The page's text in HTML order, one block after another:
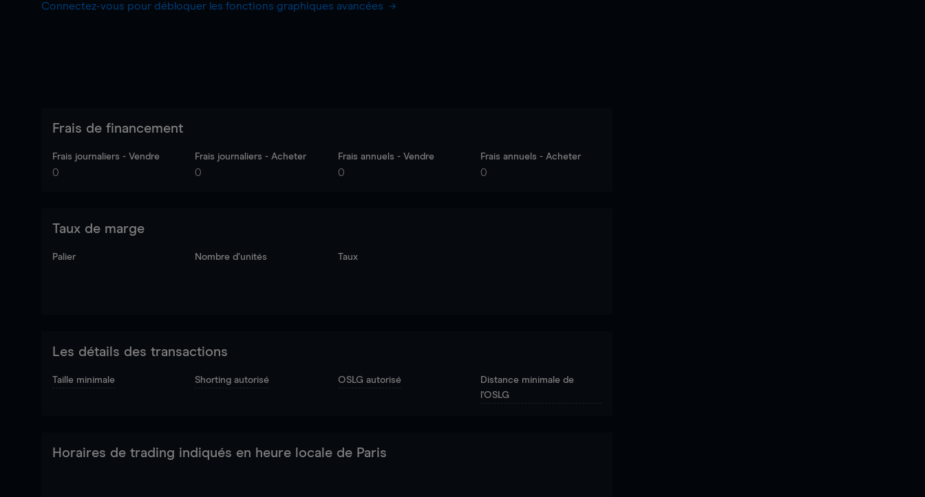
Connectez-vous pour débloquer les fonctions graphiques avancées
Frais de financement
Frais journaliers - Vendre
0
Frais journaliers - Acheter
0
Frais annuels - Vendre
0
Frais annuels - Acheter
0
Taux de marge
Palier Nombre d’unités Taux
Les détails des transactions
Taille minimale Shorting autorisé OSLG autorisé
Distance minimale de
l'OSLG
Horaires de trading indiqués en heure locale de Paris